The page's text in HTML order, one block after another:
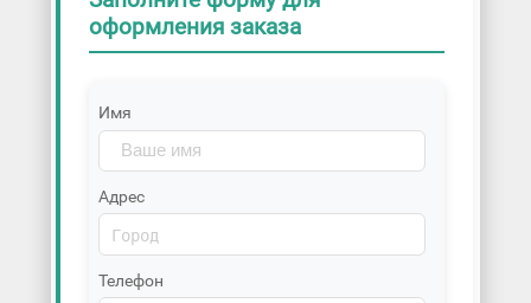
оформления заказа
Имя
Адрес
Телефон